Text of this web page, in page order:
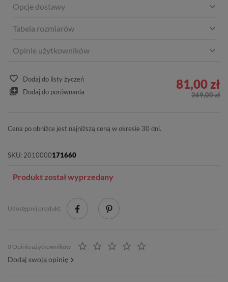
Opcje dostawy
Tabela rozmiarów
Opinie użytkowników
Dodaj do listy życzeń
Dodaj do porównania
81,00 zł
269,00 zł
Cena po obniżce jest najniższą ceną w okresie 30 dni.
SKU: 2010000171660
Produkt został wyprzedany
Udostępnij produkt:
0 Opinie użytkowników
Dodaj swoją opinię